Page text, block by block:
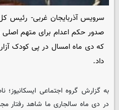
سرویس آذربایجان غربی- رئیس
صدور حکم اعدام برای متهم اصلی
که دی ماه امسال در پی کودک
داد.
به گزارش گروه اجتماعی ایسکانیوز؛
در دی ماه سالجاری ما شاهد رفتار